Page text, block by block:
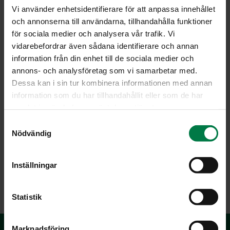
Vi använder enhetsidentifierare för att anpassa innehållet
och annonserna till användarna, tillhandahålla funktioner
för sociala medier och analysera vår trafik. Vi
vidarebefordrar även sådana identifierare och annan
information från din enhet till de sociala medier och
annons- och analysföretag som vi samarbetar med.
Dessa kan i sin tur kombinera informationen med annan
information som du har tillhandahållit eller som de har
Nödvändig
Inställningar
Statistik
pippurilla.
Anna kastikkeen maustua hetki viileässä.
Tarjoa keitettyjen uusien perunoiden kanssa. Jos haluat
ateriasta ruokaisamman, tarjoa lisäksi grillattuja
pihvejä, broileria tai makkaroita.
Luokka:
Lakto-ovovegetaariset ohjeet,
Sipulit